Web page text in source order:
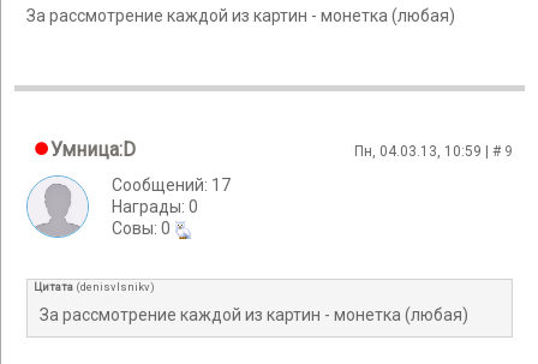
За рассмотрение каждой из картин - монетка (любая)
Умница:D Пн, 04.03.13, 10:59 | # 9
Сообщений: 17
Награды: 0
Cовы: 0
Цитата (denisvlsnikv)
За рассмотрение каждой из картин - монетка (любая)